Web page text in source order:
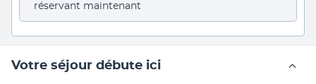
réservant maintenant
Votre séjour débute ici